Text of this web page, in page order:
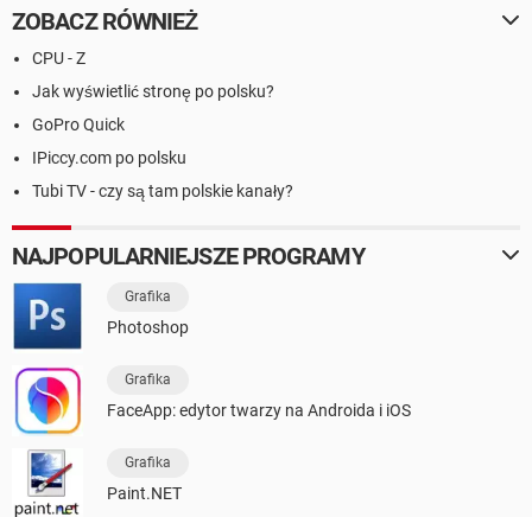
ZOBACZ RÓWNIEŻ
CPU - Z
Jak wyświetlić stronę po polsku?
GoPro Quick
IPiccy.com po polsku
Tubi TV - czy są tam polskie kanały?
NAJPOPULARNIEJSZE PROGRAMY
Grafika
Photoshop
Grafika
FaceApp: edytor twarzy na Androida i iOS
Grafika
Paint.NET